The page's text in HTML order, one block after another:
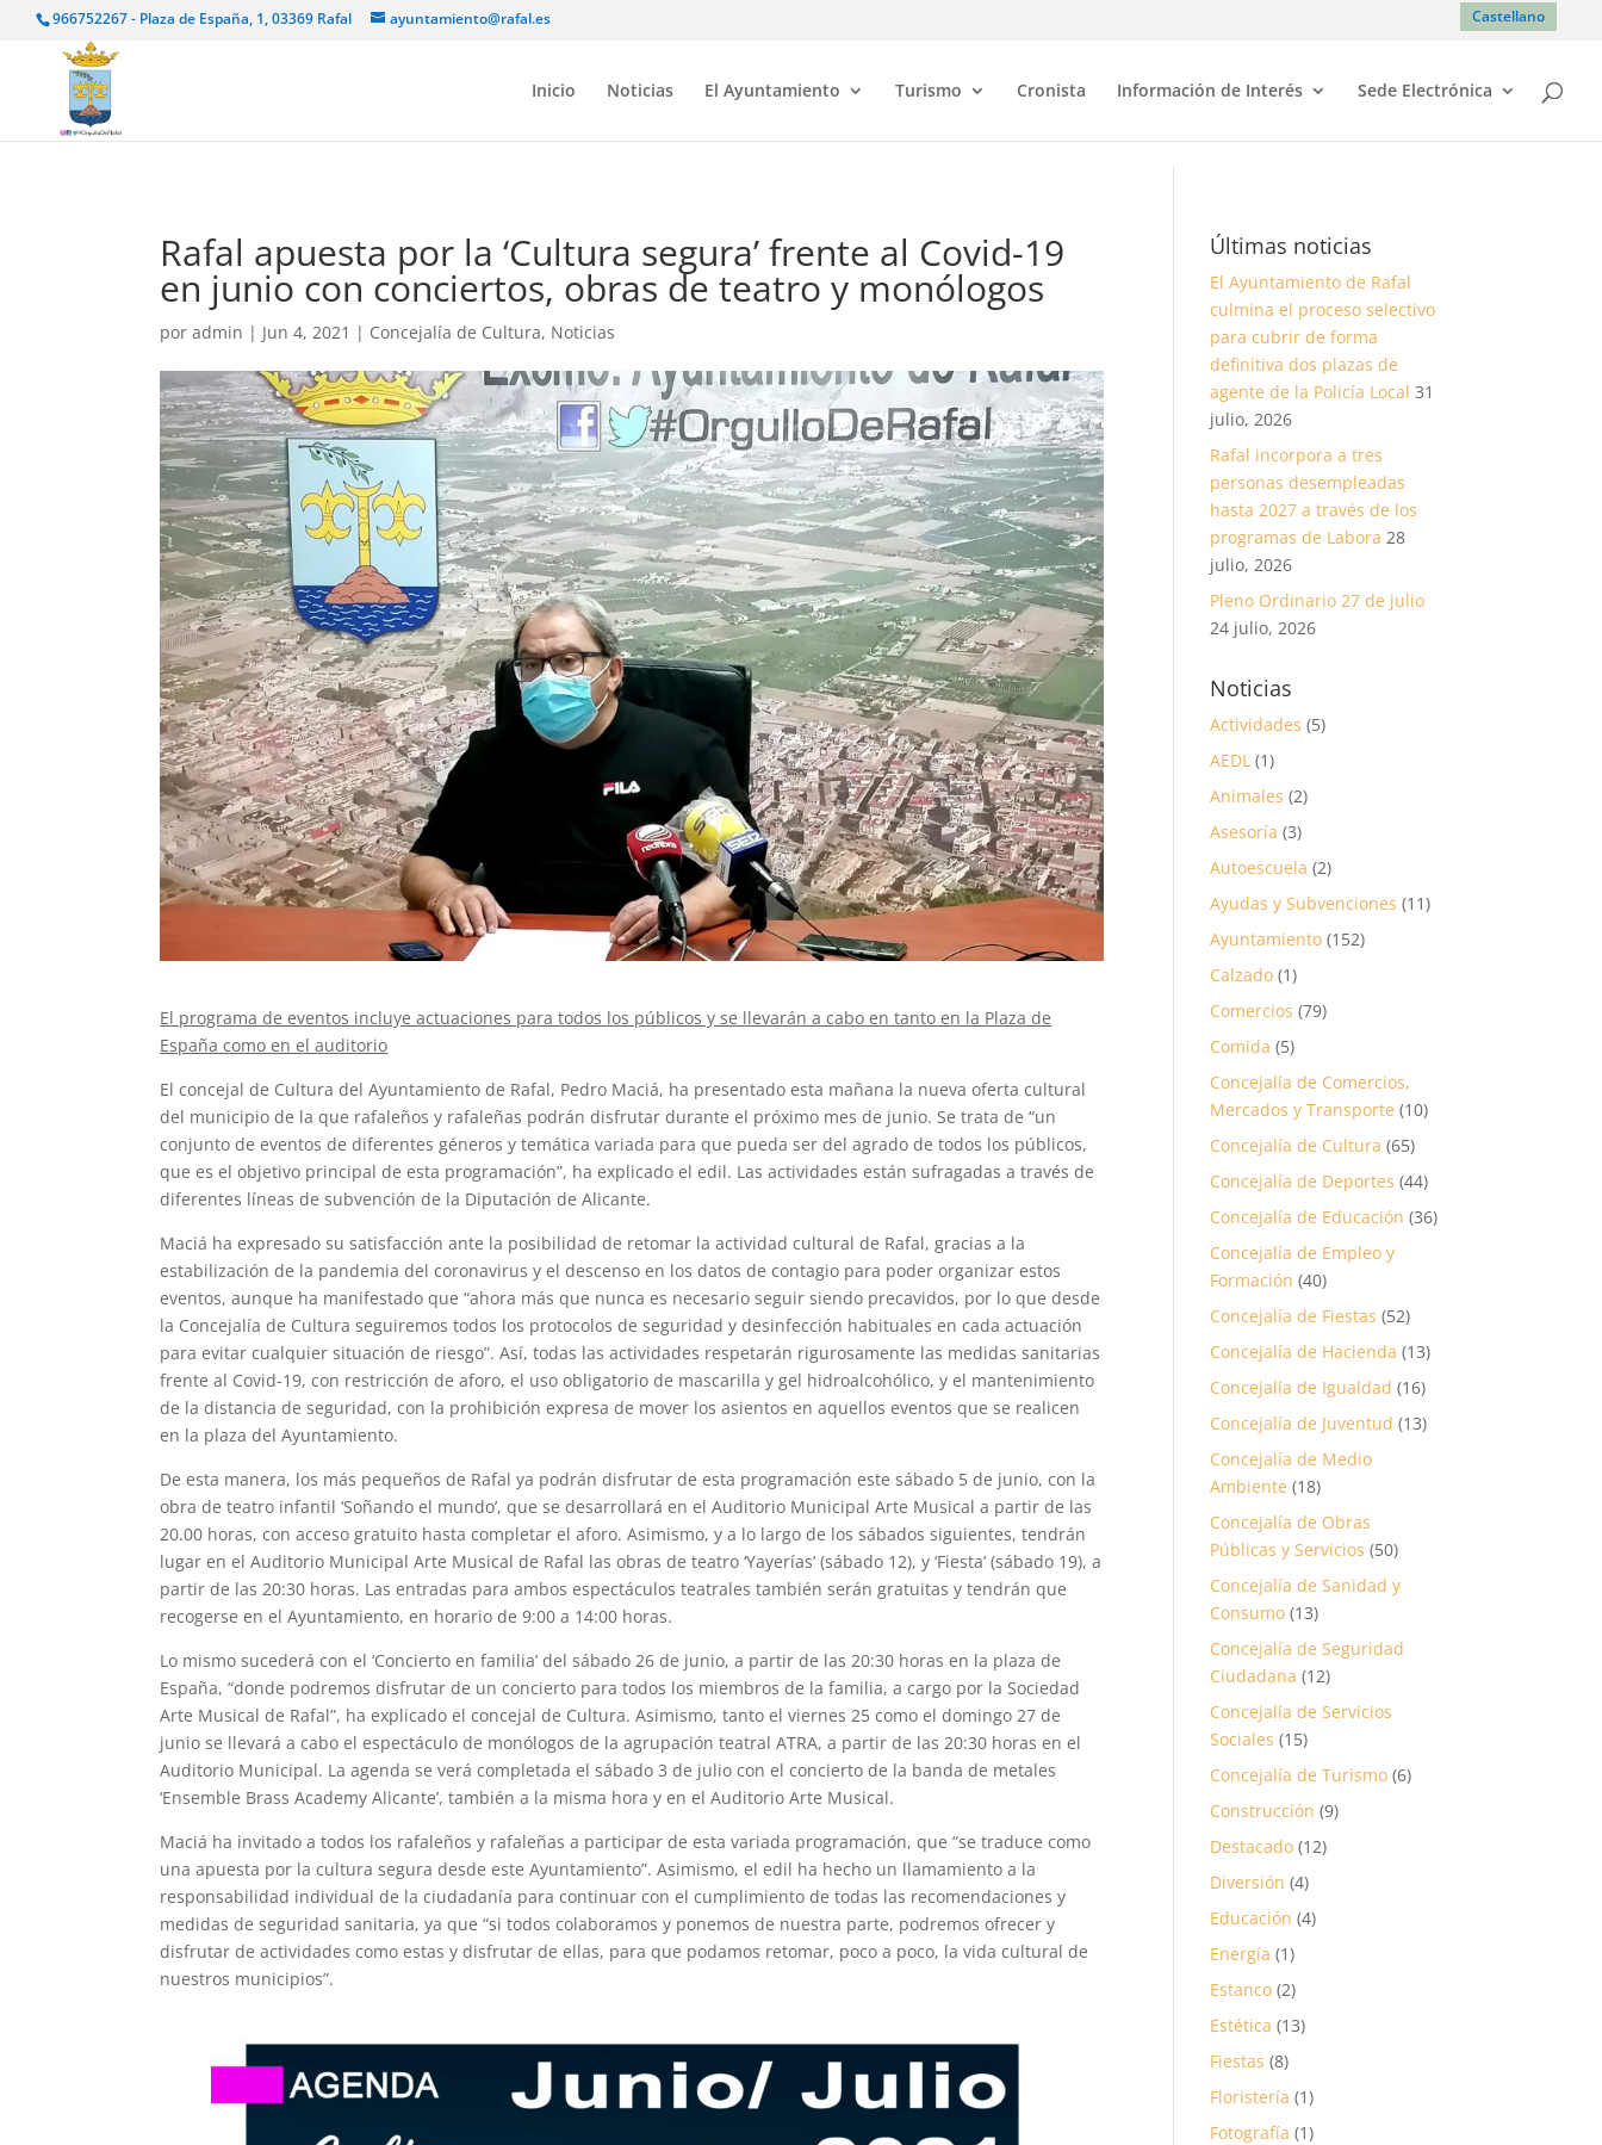
966752267 - Plaza de España, 1, 03369 Rafal ayuntamiento@rafal.es Castellano
Inicio Noticias El Ayuntamiento Turismo Cronista Información de Interés Sede Electrónica
Rafal apuesta por la ‘Cultura segura’ frente al Covid-19
en junio con conciertos, obras de teatro y monólogos
poradmin | Jun 4, 2021 | Concejalía de Cultura, Noticias
El programa de eventos incluye actuaciones para todos los públicos y se llevarán a cabo en tanto en la Plaza de
España como en el auditorio
El concejal de Cultura del Ayuntamiento de Rafal, Pedro Maciá, ha presentado esta mañana la nueva oferta cultural
del municipio de la que rafaleños y rafaleñas podrán disfrutar durante el próximo mes de junio. Se trata de “un
conjunto de eventos de diferentes géneros y temática variada para que pueda ser del agrado de todos los públicos,
que es el objetivo principal de esta programación”, ha explicado el edil. Las actividades están sufragadas a través de
diferentes líneas de subvención de la Diputación de Alicante.
Maciá ha expresado su satisfacción ante la posibilidad de retomar la actividad cultural de Rafal, gracias a la
estabilización de la pandemia del coronavirus y el descenso en los datos de contagio para poder organizar estos
eventos, aunque ha manifestado que “ahora más que nunca es necesario seguir siendo precavidos, por lo que desde
la Concejalía de Cultura seguiremos todos los protocolos de seguridad y desinfección habituales en cada actuación
para evitar cualquier situación de riesgo”. Así, todas las actividades respetarán rigurosamente las medidas sanitarias
frente al Covid-19, con restricción de aforo, el uso obligatorio de mascarilla y gel hidroalcohólico, y el mantenimiento
de la distancia de seguridad, con la prohibición expresa de mover los asientos en aquellos eventos que se realicen
en la plaza del Ayuntamiento.
De esta manera, los más pequeños de Rafal ya podrán disfrutar de esta programación este sábado 5 de junio, con la
obra de teatro infantil ‘Soñando el mundo’, que se desarrollará en el Auditorio Municipal Arte Musical a partir de las
20.00 horas, con acceso gratuito hasta completar el aforo. Asimismo, y a lo largo de los sábados siguientes, tendrán
lugar en el Auditorio Municipal Arte Musical de Rafal las obras de teatro ‘Yayerías’ (sábado 12), y ‘Fiesta’ (sábado 19), a
partir de las 20:30 horas. Las entradas para ambos espectáculos teatrales también serán gratuitas y tendrán que
recogerse en el Ayuntamiento, en horario de 9:00 a 14:00 horas.
Lo mismo sucederá con el ‘Concierto en familia’ del sábado 26 de junio, a partir de las 20:30 horas en la plaza de
España, “donde podremos disfrutar de un concierto para todos los miembros de la familia, a cargo por la Sociedad
Arte Musical de Rafal”, ha explicado el concejal de Cultura. Asimismo, tanto el viernes 25 como el domingo 27 de
junio se llevará a cabo el espectáculo de monólogos de la agrupación teatral ATRA, a partir de las 20:30 horas en el
Auditorio Municipal. La agenda se verá completada el sábado 3 de julio con el concierto de la banda de metales
‘Ensemble Brass Academy Alicante’, también a la misma hora y en el Auditorio Arte Musical.
Maciá ha invitado a todos los rafaleños y rafaleñas a participar de esta variada programación, que “se traduce como
una apuesta por la cultura segura desde este Ayuntamiento”. Asimismo, el edil ha hecho un llamamiento a la
responsabilidad individual de la ciudadanía para continuar con el cumplimiento de todas las recomendaciones y
medidas de seguridad sanitaria, ya que “si todos colaboramos y ponemos de nuestra parte, podremos ofrecer y
disfrutar de actividades como estas y disfrutar de ellas, para que podamos retomar, poco a poco, la vida cultural de
nuestros municipios”.
Últimas noticias
El Ayuntamiento de Rafal
culmina el proceso selectivo
para cubrir de forma
definitiva dos plazas de
agente de la Policía Local 31
julio, 2026
Rafal incorpora a tres
personas desempleadas
hasta 2027 a través de los
programas de Labora 28
julio, 2026
Pleno Ordinario 27 de julio
24 julio, 2026
Noticias
Actividades (5)
AEDL (1)
Animales (2)
Asesoría (3)
Autoescuela (2)
Ayudas y Subvenciones (11)
Ayuntamiento (152)
Calzado (1)
Comercios (79)
Comida (5)
Concejalía de Comercios,
Mercados y Transporte (10)
Concejalía de Cultura (65)
Concejalía de Deportes (44)
Concejalía de Educación (36)
Concejalía de Empleo y
Formación (40)
Concejalía de Fiestas (52)
Concejalía de Hacienda (13)
Concejalía de Igualdad (16)
Concejalía de Juventud (13)
Concejalía de Medio
Ambiente (18)
Concejalía de Obras
Públicas y Servicios (50)
Concejalía de Sanidad y
Consumo (13)
Concejalía de Seguridad
Ciudadana (12)
Concejalía de Servicios
Sociales (15)
Concejalía de Turismo (6)
Construcción (9)
Destacado (12)
Diversión (4)
Educación (4)
Energía (1)
Estanco (2)
Estética (13)
Fiestas (8)
Floristería (1)
Fotografía (1)